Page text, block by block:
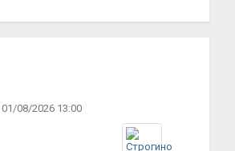
01/08/2026 13:00